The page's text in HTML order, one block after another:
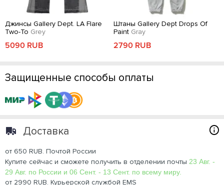
Джинсы Gallery Dept. LA Flare
Two-To Grey
5090 RUB
Штаны Gallery Dept Drops Of
Paint Gray
2790 RUB
Защищенные способы оплаты
Доставка
от 650 RUB. Почтой России
Купите сейчас и сможете получить в отделении почты 23 Авг. -
29 Авг. по России и 06 Сент. - 13 Сент. по всему миру.
от 2990 RUB. Курьерской службой EMS